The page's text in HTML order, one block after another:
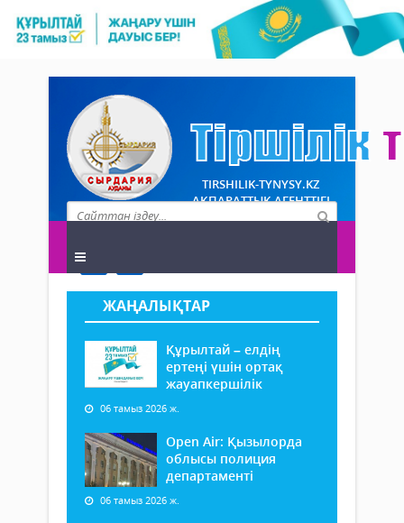
TIRSHILIK-TYNYSY.KZ
АҚПАРАТТЫҚ АГЕНТТІГІ
ЖАҢАЛЫҚТАР
Құрылтай – елдің
ертеңі үшін ортақ
жауапкершілік
06 тамыз 2026 ж.
Open Air: Қызылорда
облысы полиция
департаменті
06 тамыз 2026 ж.